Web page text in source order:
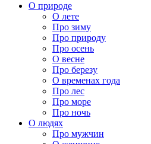
О природе
О лете
Про зиму
Про природу
Про осень
О весне
Про березу
О временах года
Про лес
Про море
Про ночь
О людях
Про мужчин